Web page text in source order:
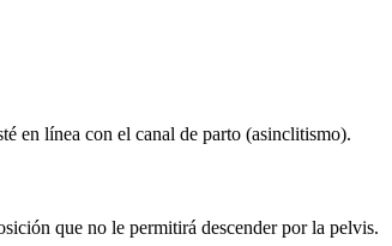
en línea con el canal de parto (asinclitismo).
que no le permitirá descender por la pelvis.